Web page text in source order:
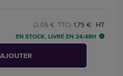
1,75 € HT
(2,05 € TTC)
EN STOCK, LIVRÉ EN 24/48H
AJOUTER